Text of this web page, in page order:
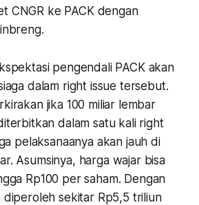
CNGR ke PACK dengan
pengendali PACK akan
dalam right issue tersebut.
jika 100 miliar lembar
dalam satu kali right
pelaksanaanya akan jauh di
Asumsinya, harga wajar bisa
Rp100 per saham. Dengan
diperoleh sekitar Rp5,5 triliun